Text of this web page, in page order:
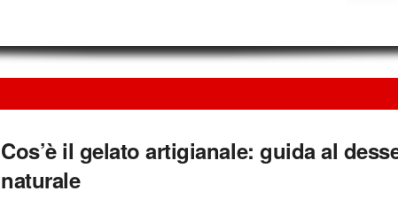
Cos’è il gelato artigianale: guida al
naturale